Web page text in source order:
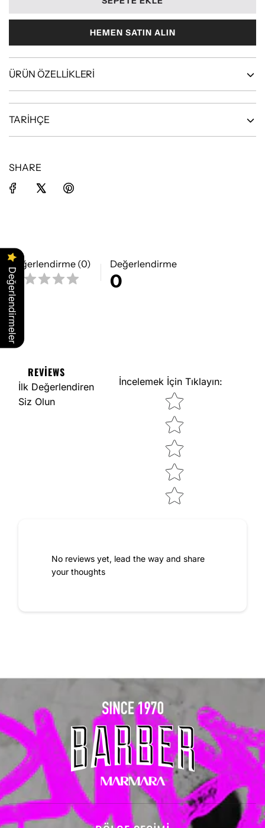
K
L
E
N
O
R
.
HEMEN SATIN ALIN
ÜRÜN ÖZELLİKLERİ
TARİHÇE
SHARE
Değerlendirme (0) Değerlendirme
0
REVIEWS
İlk Değerlendiren
Siz Olun
İncelemek İçin Tıklayın:
Star rating
No reviews yet, lead the way and share
your thoughts
Değerlendirmeler